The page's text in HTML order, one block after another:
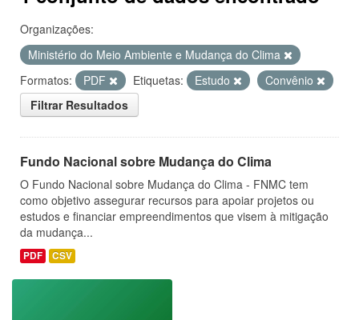
Organizações:
Ministério do Meio Ambiente e Mudança do Clima
Formatos:
PDF Etiquetas: Estudo
Convênio
Filtrar Resultados
Fundo Nacional sobre Mudança do Clima
O Fundo Nacional sobre Mudança do Clima - FNMC tem
como objetivo assegurar recursos para apoiar projetos ou
estudos e financiar empreendimentos que visem à mitigação
da mudança...
PDF CSV